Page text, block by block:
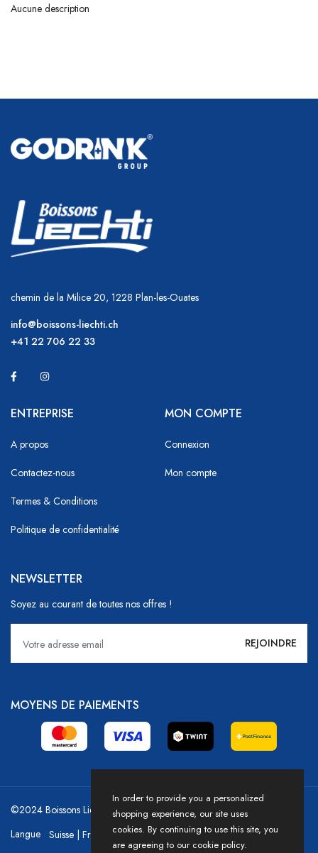
Aucune description
chemin de la Milice 20, 1228 Plan-les-Ouates
info@boissons-liechti.ch
+41 22 706 22 33
ENTREPRISE
A propos
Contactez-nous
Termes & Conditions
Politique de confidentialité
MON COMPTE
Connexion
Mon compte
NEWSLETTER
Soyez au courant de toutes nos offres !
MOYENS DE PAIEMENTS
©2024 Boissons Liechti - GoDrink Group / Powered by HICASS
Langue
In order to provide you a personalized
shopping experience, our site uses
cookies. By continuing to use this site, you
are agreeing to our cookie policy.